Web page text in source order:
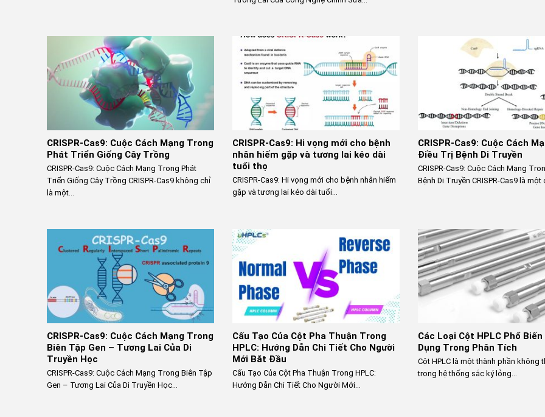
CRISPR-Cas9: Cuộc Cách Mạng Trong
Phát Triển Giống Cây Trồng
CRISPR-Cas9: Cuộc Cách Mạng Trong Phát
Triển Giống Cây Trồng CRISPR-Cas9 không chỉ
là một...
CRISPR-Cas9: Hi vọng mới cho bệnh
nhân hiếm gặp và tương lai kéo dài
tuổi thọ
CRISPR-Cas9: Hi vọng mới cho bệnh nhân hiếm
gặp và tương lai kéo dài tuổi...
CRISPR-Cas9: Cuộc Cách
Điều Trị Bệnh Di Truyền
CRISPR-Cas9: Cuộc Cách Mạng
Bệnh Di Truyền CRISPR-Cas9 là một
CRISPR-Cas9: Cuộc Cách Mạng Trong
Biên Tập Gen – Tương Lai Của Di
Truyền Học
CRISPR-Cas9: Cuộc Cách Mạng Trong Biên Tập
Gen – Tương Lai Của Di Truyền Học...
Cấu Tạo Của Cột Pha Thuận Trong
HPLC: Hướng Dẫn Chi Tiết Cho Người
Mới Bắt Đầu
Cấu Tạo Của Cột Pha Thuận Trong HPLC:
Hướng Dẫn Chi Tiết Cho Người Mới...
Các Loại Cột HPLC Phổ Biến
Dụng Trong Phân Tích
Cột HPLC là một thành phần không
trong hệ thống sắc ký lỏng...